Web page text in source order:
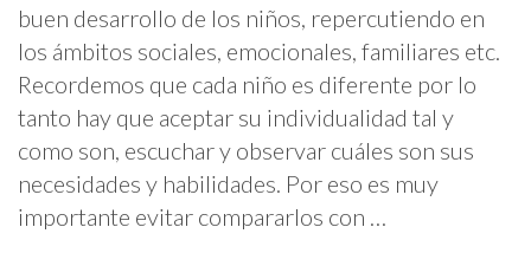
buen desarrollo de los niños, repercutiendo en
los ámbitos sociales, emocionales, familiares etc.
Recordemos que cada niño es diferente por lo
tanto hay que aceptar su individualidad tal y
como son, escuchar y observar cuáles son sus
necesidades y habilidades. Por eso es muy
importante evitar compararlos con …